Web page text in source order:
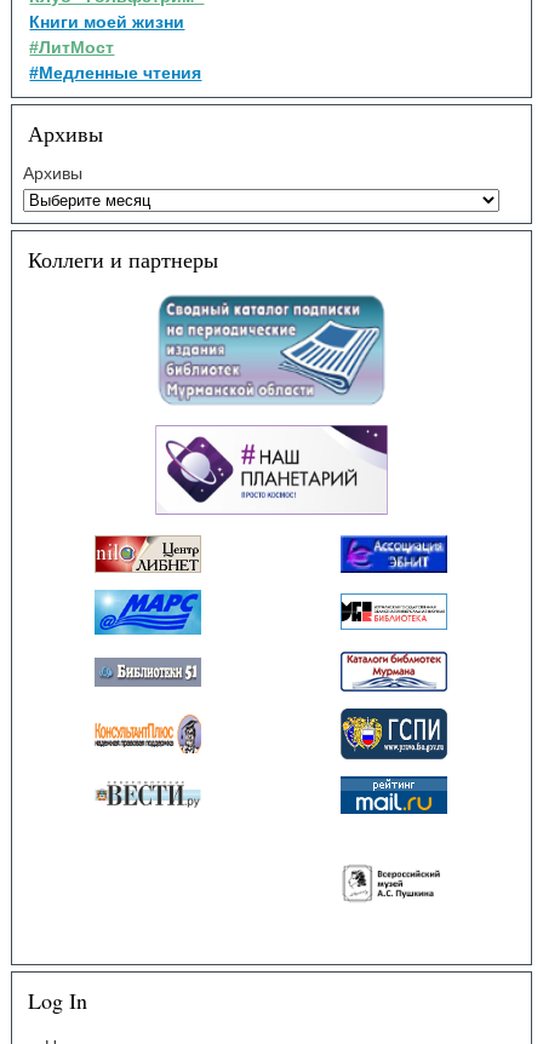
Книги моей жизни
#ЛитМост
#Медленные чтения
Архивы
Архивы
Коллеги и партнеры
Log In